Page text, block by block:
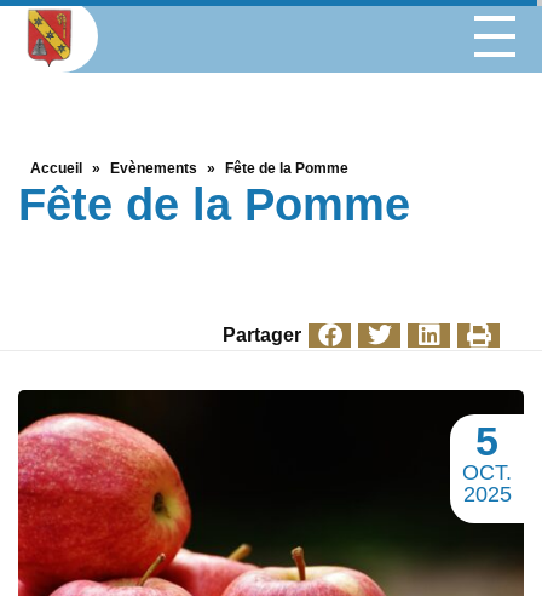
Accueil » Evènements » Fête de la Pomme
Fête de la Pomme
Partager
5
OCT.
2025